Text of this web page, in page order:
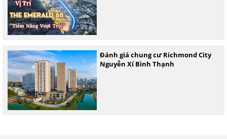
Đánh giá chung cư Richmond City
Nguyễn Xí Bình Thạnh